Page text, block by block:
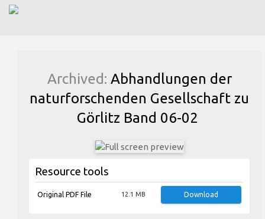
Archived: Abhandlungen der
naturforschenden Gesellschaft zu
Görlitz Band 06-02
Resource tools
Original PDF File 12.1 MB Download